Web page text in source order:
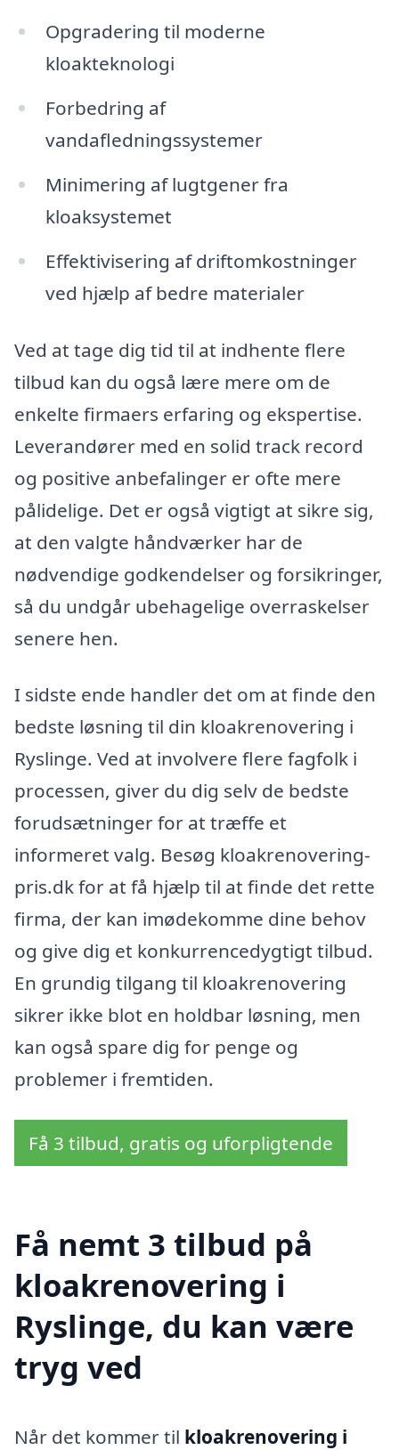
Opgradering til moderne
kloakteknologi
Forbedring af
vandafledningssystemer
Minimering af lugtgener fra
kloaksystemet
Effektivisering af driftomkostninger
ved hjælp af bedre materialer
Ved at tage dig tid til at indhente flere
tilbud kan du også lære mere om de
enkelte firmaers erfaring og ekspertise.
Leverandører med en solid track record
og positive anbefalinger er ofte mere
pålidelige. Det er også vigtigt at sikre sig,
at den valgte håndværker har de
nødvendige godkendelser og forsikringer,
så du undgår ubehagelige overraskelser
senere hen.
I sidste ende handler det om at finde den
bedste løsning til din kloakrenovering i
Ryslinge. Ved at involvere flere fagfolk i
processen, giver du dig selv de bedste
forudsætninger for at træffe et
informeret valg. Besøg kloakrenovering-
pris.dk for at få hjælp til at finde det rette
firma, der kan imødekomme dine behov
og give dig et konkurrencedygtigt tilbud.
En grundig tilgang til kloakrenovering
sikrer ikke blot en holdbar løsning, men
kan også spare dig for penge og
problemer i fremtiden.
Få 3 tilbud, gratis og uforpligtende
Få nemt 3 tilbud på
kloakrenovering i
Ryslinge, du kan være
tryg ved
Når det kommer til kloakrenovering i